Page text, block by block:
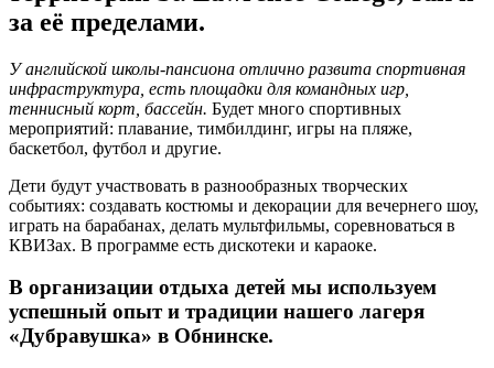
за её пределами.
У английской школы-пансиона отлично развита спортивная
инфраструктура, есть площадки для командных игр,
теннисный корт, бассейн. Будет много спортивных
мероприятий: плавание, тимбилдинг, игры на пляже,
баскетбол, футбол и другие.
Дети будут участвовать в разнообразных творческих
событиях: создавать костюмы и декорации для вечернего шоу,
играть на барабанах, делать мультфильмы, соревноваться в
КВИЗах. В программе есть дискотеки и караоке.
В организации отдыха детей мы используем
успешный опыт и традиции нашего лагеря
«Дубравушка» в Обнинске.